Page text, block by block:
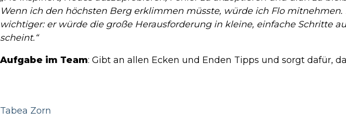
Wenn ich den höchsten Berg erklimmen müsste, würde ich Flo
wichtiger: er würde die große Herausforderung in kleine, einfache Schritte
scheint.“
Aufgabe im Team: Gibt an allen Ecken und Enden Tipps und sorgt dafür,
Tabea Zorn